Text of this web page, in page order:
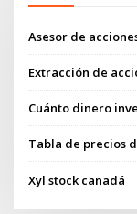
Asesor de
Extracción de
Cuánto dinero
Tabla de precios
Xyl stock canadá